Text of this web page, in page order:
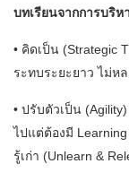
บทเรียนจากการบริ
• คิดเป็น (Strategic
ระทบระยะยาว ไม่ห
• ปรับตัวเป็น
ไปแต่ต้องมี
รู้เก่า (Unlearn &